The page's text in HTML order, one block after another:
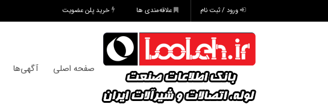
ورود / ثبت نام علاقه‌مندی ها خرید پلن عضویت
صفحه اصلی آگهی‌ها